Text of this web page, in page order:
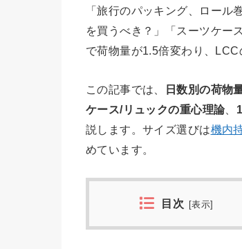
「旅行のパッキング、ロー
を買うべき？」「スーツケ
で荷物量が1.5倍変わり、
この記事では、 日数別の荷物
ケース/リュックの重心理論、
説します。サイズ選びは機内
めています。
目次 [表示